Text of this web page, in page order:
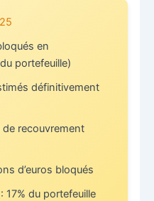
en
portefeuille)
définitivement
recouvrement
d’euros bloqués
17% du portefeuille